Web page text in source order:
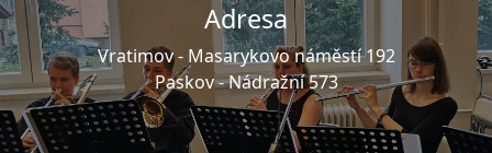
Adresa
Vratimov - Masarykovo náměstí 192
Paskov -Nádražní 573